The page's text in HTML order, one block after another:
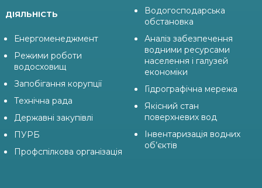
ДІЯЛЬНІСТЬ
Енергоменеджмент
Режими роботи
водосховищ
Запобігання корупції
Технічна рада
Державні закупівлі
ПУРБ
Профспілкова організація
Водогосподарська
обстановка
Аналіз забезпечення
водними ресурсами
населення і галузей
економіки
Гідрографічна мережа
Якісний стан
поверхневих вод
Інвентаризація водних
об’єктів